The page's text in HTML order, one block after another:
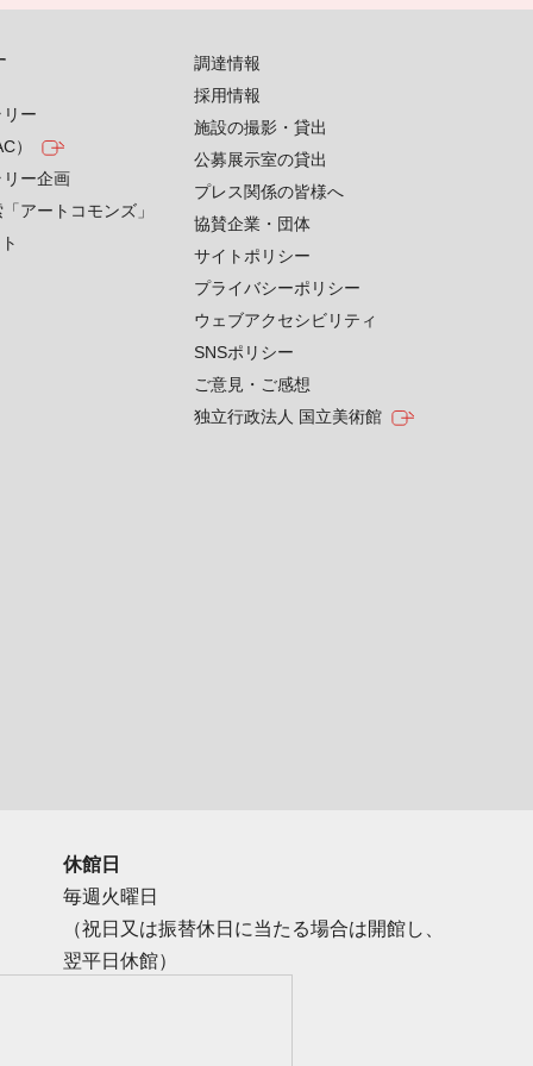
ー
）
ー企画
アートコモンズ」
調達情報
採用情報
施設の撮影・貸出
公募展示室の貸出
プレス関係の皆様へ
協賛企業・団体
サイトポリシー
プライバシーポリシー
ウェブアクセシビリティ
SNSポリシー
ご意見・ご感想
独立行政法人 国立美術館
休館日
毎週火曜日
（祝日又は振替休日に当たる場合は開館し、
翌平日休館）